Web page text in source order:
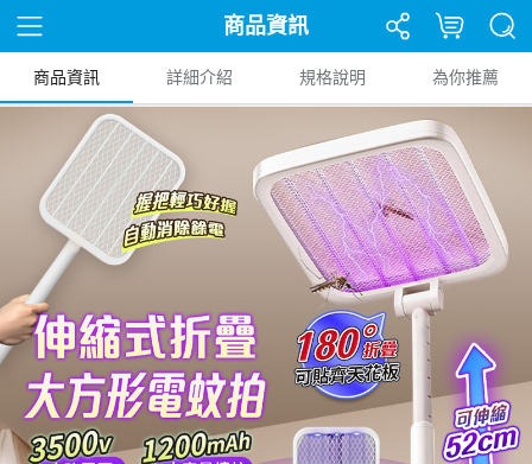
商品資訊
商品資訊 詳細介紹 規格說明 為你推薦